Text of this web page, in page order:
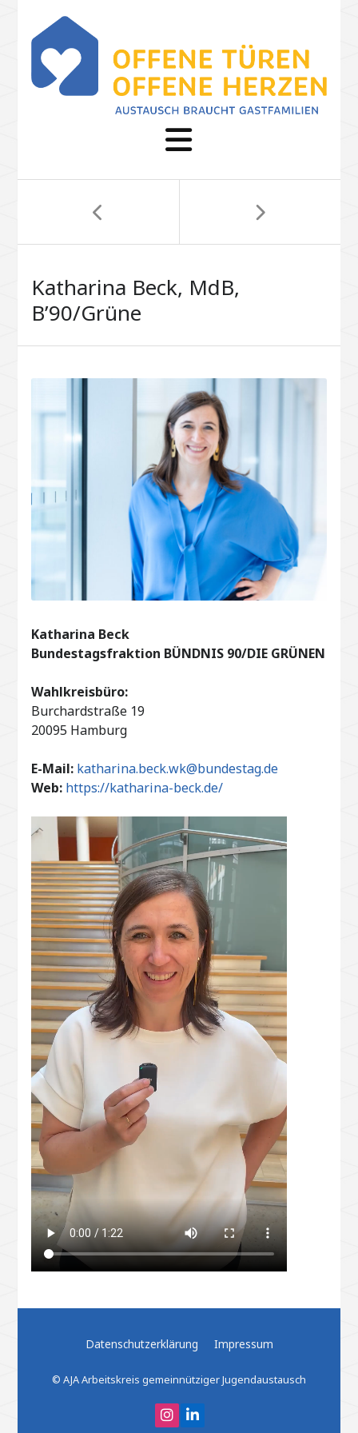
Katharina Beck, MdB,
B’90/Grüne
Katharina Beck
Bundestagsfraktion BÜNDNIS 90/DIE GRÜNEN
Wahlkreisbüro:
Burchardstraße 19
20095 Hamburg
E-Mail: katharina.beck.wk@bundestag.de
Web: https://katharina-beck.de/
Datenschutzerklärung Impressum
© AJA Arbeitskreis gemeinnütziger Jugendaustausch